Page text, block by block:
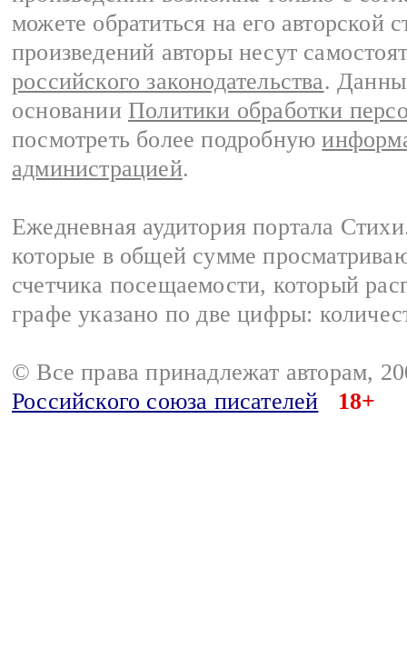
можете обратиться на его авторской
произведений авторы несут
российского законодательства.
основании Политики обработки
посмотреть более подробную
администрацией.
Ежедневная аудитория портала
которые в общей сумме
счетчика посещаемости, который
графе указано по две цифры:
© Все права принадлежат авторам,
Российского союза писателей
18+